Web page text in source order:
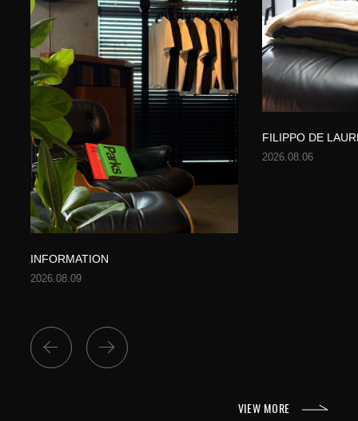
Previous
INFORMATION
2026.08.09
FILIPPO DE
2026.08.06
Next
VIEW MORE